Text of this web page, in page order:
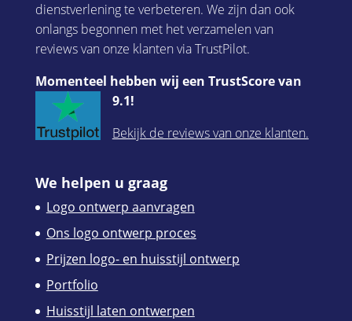
dienstverlening te verbeteren. We zijn dan ook
onlangs begonnen met het verzamelen van
reviews van onze klanten via TrustPilot.
Momenteel hebben wij een TrustScore van
9.1!
Bekijk de reviews van onze klanten.
We helpen u graag
Logo ontwerp aanvragen
Ons logo ontwerp proces
Prijzen logo- en huisstijl ontwerp
Portfolio
Huisstijl laten ontwerpen